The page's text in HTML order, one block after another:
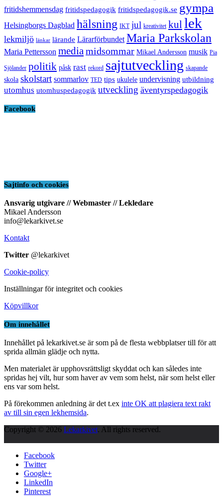
fritidshemmensdag fritidspedagogik fritidspedagogik.se gympa
Helsingborgs Dagblad hälsning IKT jul kreativitet kul lek
lekmiljö länkar lärande Lärarförbundet Maria Parkskolan
Maria Pettersson mediamidsommar Mikael Andersson musik Pia
Sjölander politik påsk rast rekord sajtutveckling skapande
skola skolstart sommarlov TED tips ukulele undervisning utbildning
utomhus utomhuspedagogik utveckling äventyrspedagogik
Facebook
Sajtinfo och cookies
Ansvarig utgivare // Webmaster // Lekledare
Mikael Andersson
info@lekarkivet.se
Kontakt
Twitter @lekarkivet
Cookie-policy
Inställningar för integritet och cookies
Köpvillkor
Om innehållet
Innehållet på lekarkivet.se är som på de flesta webbplatser till för att
sprida allmän glädje och nytta.
Men materialet är upphovsrättsligt skyddat och kan således inte
spridas hej vilt, hur som haver av vem som helst, när som helst eller
ens var som helst.
På förekommen anledning är det t.ex inte OK att plagiera text rakt
av till sin egen lekhemsida.
Copyright © 2026 Lekarkivet. All rights reserved.
Facebook
Twitter
Google+
LinkedIn
Pinterest